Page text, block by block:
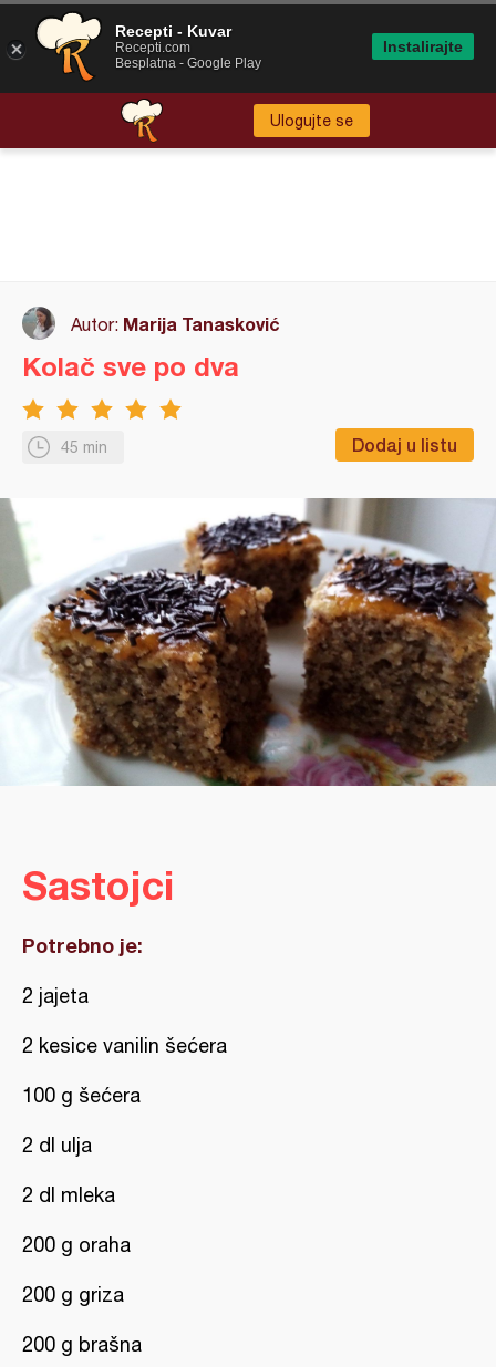
Ulogujte se
Autor: Marija Tanasković
45 min Dodaj u listu
Kolač sve po dva
Sastojci
Potrebno je:
2 jajeta
2 kesice vanilin šećera
100 g šećera
2 dl ulja
2 dl mleka
200 g oraha
200 g griza
200 g brašna
Recepti - Kuvar
Recepti.com
Besplatna - Google Play
Instalirajte